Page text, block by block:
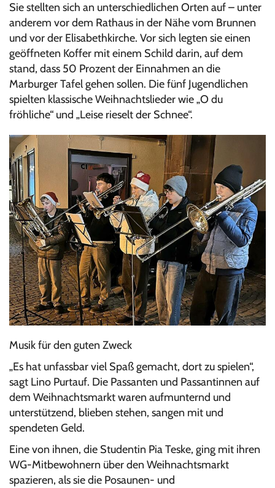
Sie stellten sich an unterschiedlichen Orten auf – unter
anderem vor dem Rathaus in der Nähe vom Brunnen
und vor der Elisabethkirche. Vor sich legten sie einen
geöffneten Koffer mit einem Schild darin, auf dem
stand, dass 50 Prozent der Einnahmen an die
Marburger Tafel gehen sollen. Die fünf Jugendlichen
spielten klassische Weihnachtslieder wie „O du
fröhliche“ und „Leise rieselt der Schnee“.
Musik für den guten Zweck
„Es hat unfassbar viel Spaß gemacht, dort zu spielen“,
sagt Lino Purtauf. Die Passanten und Passantinnen auf
dem Weihnachtsmarkt waren aufmunternd und
unterstützend, blieben stehen, sangen mit und
spendeten Geld.
Eine von ihnen, die Studentin Pia Teske, ging mit ihren
WG-Mitbewohnern über den Weihnachtsmarkt
spazieren, als sie die Posaunen- und